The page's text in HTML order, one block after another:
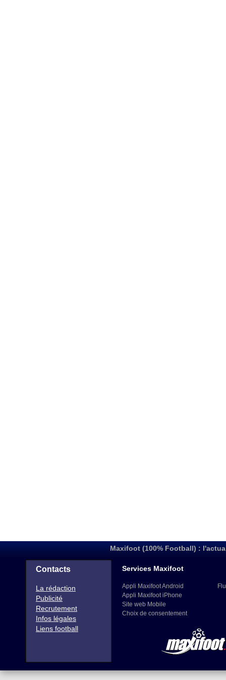
Maxifoot (100% Football) :
Contacts
La rédaction
Publicité
Recrutement
Infos légales
Liens football
Services Maxifoot
Appli Maxifoot Android
Appli Maxifoot iPhone
Site web Mobile
Choix de consentement